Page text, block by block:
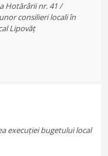
Hotărârii nr. 41 /
consilieri locali în
Lipovăț
execuției bugetului local